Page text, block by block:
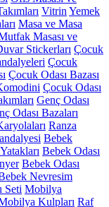
Vitrin Yemek
Masa ve Masa
Masası ve
Stickerları Çocuk
Çocuk
Çocuk Odası Bazası
Çocuk Odası
Genç Odası
Odası Bazaları
Ranza
Bebek
Bebek Odası
Bebek Odası
Nevresim
Seti Mobilya
Kulpları Raf